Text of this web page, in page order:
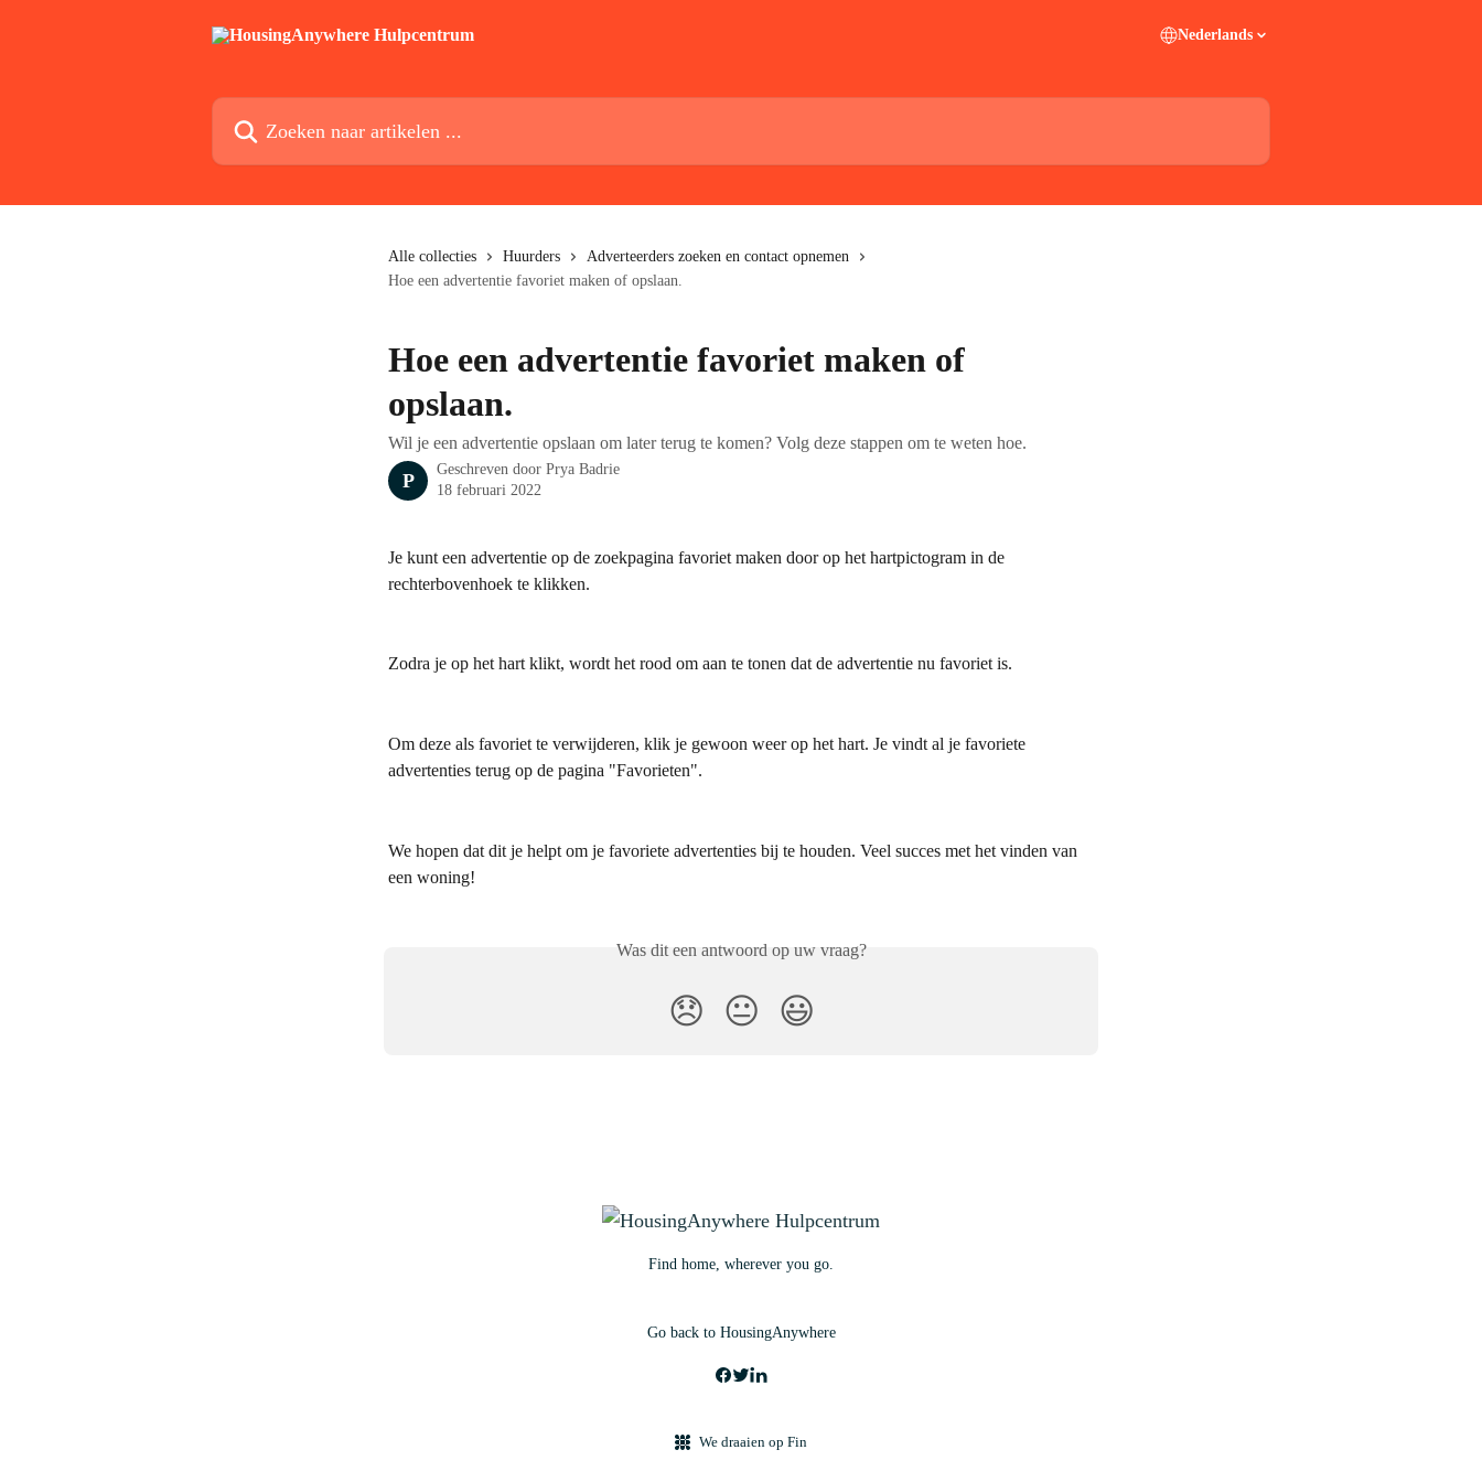
Nederlands
Zoeken naar artikelen ...
Alle collecties Huurders
Adverteerders zoeken en contact opnemen
Hoe een advertentie favoriet maken of opslaan.
Hoe een advertentie favoriet maken of
opslaan.
Wil je een advertentie opslaan om later terug te komen? Volg deze stappen om te weten hoe.
P
Geschreven door Prya Badrie
18 februari 2022
Je kunt een advertentie op de zoekpagina favoriet maken door op het hartpictogram in de
rechterbovenhoek te klikken.
Zodra je op het hart klikt, wordt het rood om aan te tonen dat de advertentie nu favoriet is.
Om deze als favoriet te verwijderen, klik je gewoon weer op het hart. Je vindt al je favoriete
advertenties terug op de pagina "Favorieten".
We hopen dat dit je helpt om je favoriete advertenties bij te houden. Veel succes met het vinden van
een woning!
Was dit een antwoord op uw vraag?
😞 😐 😃
Find home, wherever you go.
Go back to HousingAnywhere
We draaien op Fin